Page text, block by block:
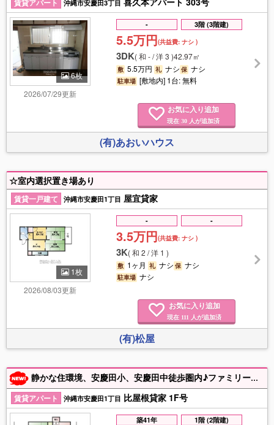
賃貸アパート 沖縄市安慶田3丁目
6枚
2026/07/29更新
- 3階 (3階建)
5.5万円(共益費:ナシ )
3DK(和 - / 洋 3 )42.97㎡
敷 5.5万円 礼 ナシ保 ナシ
駐車場 [敷地内] 1台: 無料
お気に入り追加
現在 30 人が追加済
(有)あおいハウス
☆室内選択置き場あり
賃貸一戸建て 沖縄市安慶田1丁目 屋宜貸家
1枚
2026/08/03更新
- -
3.5万円(共益費:ナシ )
3K(和 2 / 洋 1 )
敷 1ヶ月 礼 ナシ保 ナシ
駐車場 ナシ
お気に入り追加
現在 111 人が追加済
(有)松屋
静かな住環境、安慶田小、安慶田中徒歩圏内♪ファミリー世帯向け！
賃貸アパート 沖縄市安慶田1丁目 比屋根貸家 1F号
築41年 1階 (2階建)